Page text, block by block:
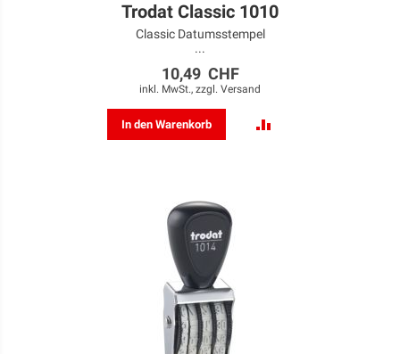
Trodat Classic 1010
Classic Datumsstempel
...
10,49 CHF
inkl. MwSt., zzgl. Versand
In den Warenkorb